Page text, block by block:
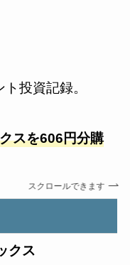
投資記録。
スを606円分購
スクロールできます
クス